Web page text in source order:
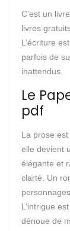
C’est un
livres
L’écriture
parfois de
inattendus.
Le
pdf
La prose
elle devient
élégante et
clarté. Un
L’intrigue
dénoue de